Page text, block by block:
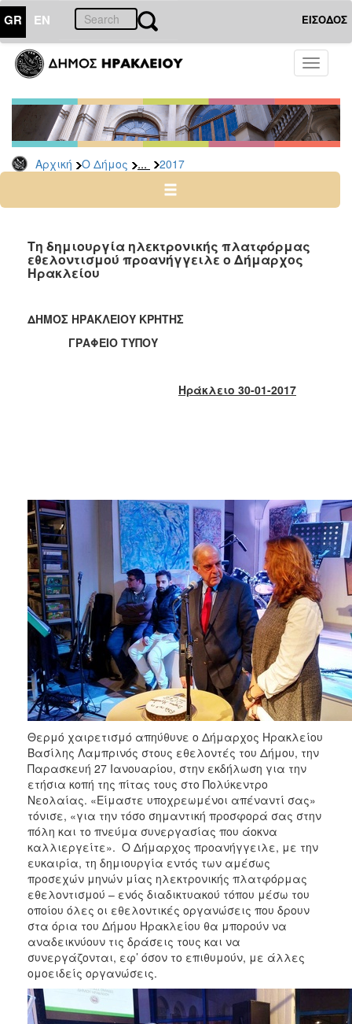
GR EN ΕΙΣΟΔΟΣ
Toggle
Αρχική Ο Δήμος ... 2017
ΔΗΜΟΣ
Δελτία
Τύπου
Αρχείο
2026
2024
2022
2021
2011
2010
2006
ΤΟΠΟΣ
ΠΟΛΙΤΙΣΜΟΣ
ΑΝΘΕΚΤΙΚΗ
Τη δημιουργία ηλεκτρονικής πλατφόρμας
εθελοντισμού προανήγγειλε ο Δήμαρχος
Ηρακλείου
ΔΗΜΟΣ ΗΡΑΚΛΕΙΟΥ ΚΡΗΤΗΣ
ΓΡΑΦΕΙΟ ΤΥΠΟΥ
Ηράκλειο 30-01-2017
Θερμό χαιρετισμό απηύθυνε ο Δήμαρχος Ηρακλείου
Βασίλης Λαμπρινός στους εθελοντές του Δήμου, την
Παρασκευή 27 Ιανουαρίου, στην εκδήλωση για την
ετήσια κοπή της πίτας τους στο Πολύκεντρο
Νεολαίας. «Είμαστε υποχρεωμένοι απέναντί σας»
τόνισε, «για την τόσο σημαντική προσφορά σας στην
πόλη και το πνεύμα συνεργασίας που άοκνα
καλλιεργείτε». Ο Δήμαρχος προανήγγειλε, με την
ευκαιρία, τη δημιουργία εντός των αμέσως
προσεχών μηνών μίας ηλεκτρονικής πλατφόρμας
εθελοντισμού – ενός διαδικτυακού τόπου μέσω του
οποίου όλες οι εθελοντικές οργανώσεις που δρουν
στα όρια του Δήμου Ηρακλείου θα μπορούν να
αναδεικνύουν τις δράσεις τους και να
συνεργάζονται, εφ’ όσον το επιθυμούν, με άλλες
ομοειδείς οργανώσεις.